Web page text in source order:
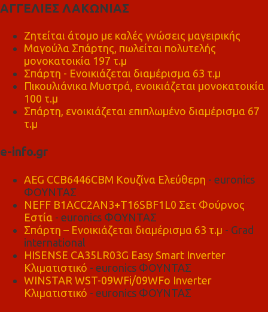
ΑΓΓΕΛΙΕΣ ΛΑΚΩΝΙΑΣ
Ζητείται άτομο με καλές γνώσεις μαγειρικής
Μαγούλα Σπάρτης, πωλείται πολυτελής
μονοκατοικία 197 τ.μ
Σπάρτη - Ενοικιάζεται διαμέρισμα 63 τ.μ
Πικουλιάνικα Μυστρά, ενοικιάζεται μονοκατοικία
100 τ.μ
Σπάρτη, ενοικιάζεται επιπλωμένο διαμέρισμα 67
τ.μ
e-info.gr
AEG CCB6446CBM Κουζίνα Ελεύθερη - euronics
ΦΟΥΝΤΑΣ
NEFF B1ACC2AN3+T16SBF1L0 Σετ Φούρνος
Εστία - euronics ΦΟΥΝΤΑΣ
Σπάρτη – Ενοικιάζεται διαμέρισμα 63 τ.μ - Grad
international
HISENSE CA35LR03G Easy Smart Inverter
Κλιματιστικό - euronics ΦΟΥΝΤΑΣ
WINSTAR WST-09WFi/09WFo Inverter
Κλιματιστικό - euronics ΦΟΥΝΤΑΣ